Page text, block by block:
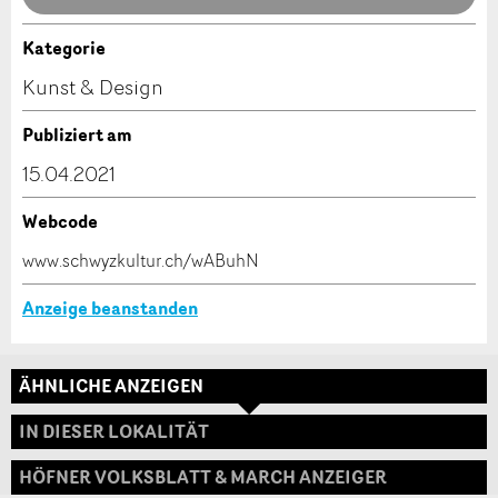
Nachricht
* Eingabe erforderlich
Zur Qualitätssicherung wird eine Kopie der E-Mail
an guidle übermittelt.
* Eingabe erforderlich
ANZEIGE WEITEREMPFEHLEN
Schliessen
Kontakt
Verfassen Sie eine Nachricht für die Kontaktpersonen
Adresse
Kategorie
Kunst & Design
Publiziert am
15.04.2021
Webcode
www.schwyzkultur.ch/wABuhN
Anzeige beanstanden
ÄHNLICHE ANZEIGEN
IN DIESER LOKALITÄT
HÖFNER VOLKSBLATT & MARCH ANZEIGER